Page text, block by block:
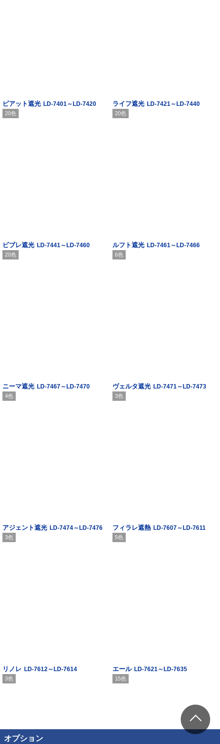
ピアット遮光 LD-7401～LD-7420
20色
ライフ遮光 LD-7421～LD-7440
20色
ビブレ遮光 LD-7441～LD-7460
20色
ルフト遮光 LD-7461～LD-7466
6色
ニーマ遮光 LD-7467～LD-7470
4色
ヴェルタ遮光 LD-7471～LD-7473
3色
アジェント遮光 LD-7474～LD-7476
3色
フィラレ遮熱 LD-7607～LD-7611
5色
リノレ LD-7612～LD-7614
3色
エール LD-7621～LD-7635
15色
オプション